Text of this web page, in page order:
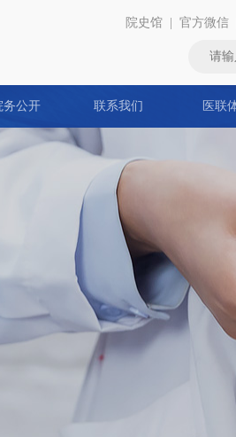
院史馆 官方微信
务公开 联系我们 医联